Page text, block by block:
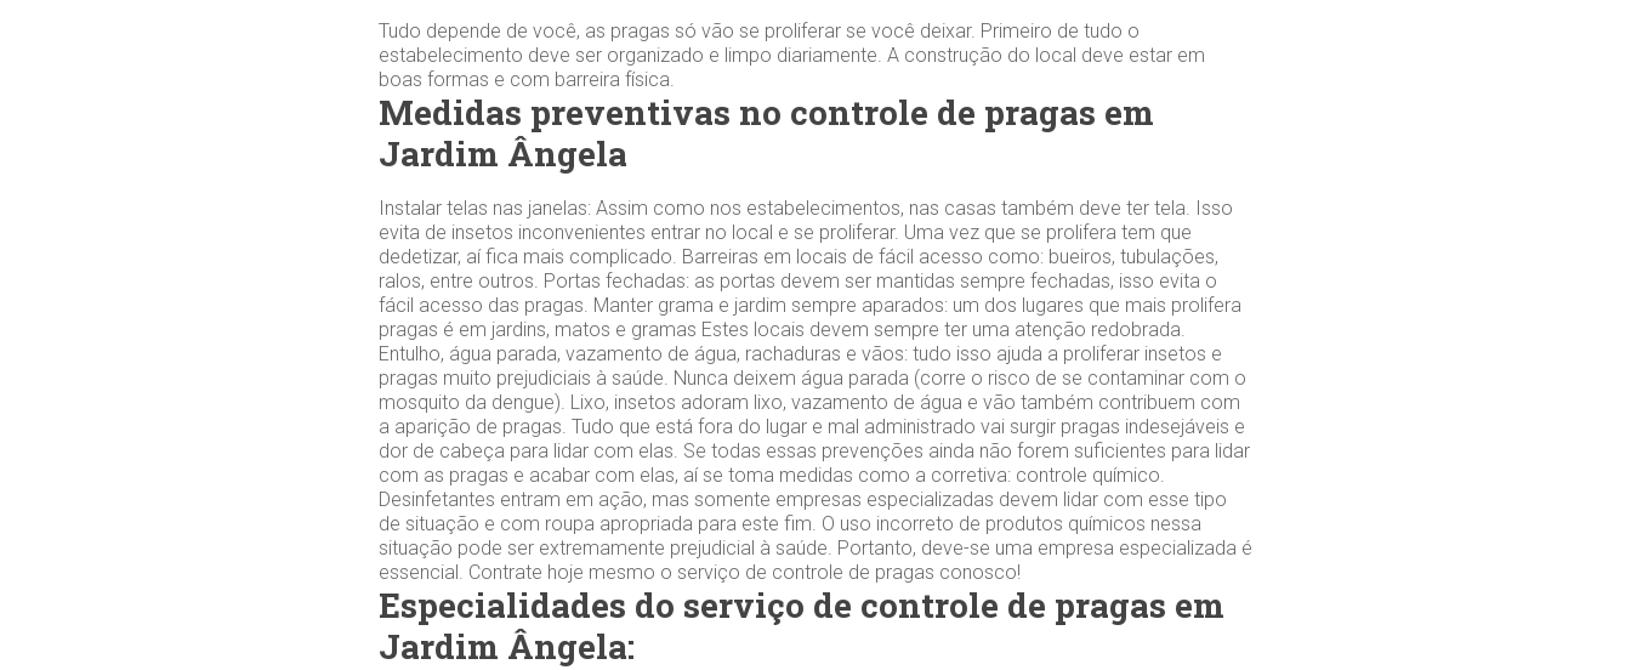
Tudo depende de você, as pragas só vão se proliferar se você deixar. Primeiro de tudo o
estabelecimento deve ser organizado e limpo diariamente. A construção do local deve estar em
boas formas e com barreira física.
Medidas preventivas no controle de pragas em
Jardim Ângela
Instalar telas nas janelas: Assim como nos estabelecimentos, nas casas também deve ter tela. Isso
evita de insetos inconvenientes entrar no local e se proliferar. Uma vez que se prolifera tem que
dedetizar, aí fica mais complicado. Barreiras em locais de fácil acesso como: bueiros, tubulações,
ralos, entre outros. Portas fechadas: as portas devem ser mantidas sempre fechadas, isso evita o
fácil acesso das pragas. Manter grama e jardim sempre aparados: um dos lugares que mais prolifera
pragas é em jardins, matos e gramas Estes locais devem sempre ter uma atenção redobrada.
Entulho, água parada, vazamento de água, rachaduras e vãos: tudo isso ajuda a proliferar insetos e
pragas muito prejudiciais à saúde. Nunca deixem água parada (corre o risco de se contaminar com o
mosquito da dengue). Lixo, insetos adoram lixo, vazamento de água e vão também contribuem com
a aparição de pragas. Tudo que está fora do lugar e mal administrado vai surgir pragas indesejáveis e
dor de cabeça para lidar com elas. Se todas essas prevenções ainda não forem suficientes para lidar
com as pragas e acabar com elas, aí se toma medidas como a corretiva: controle químico.
Desinfetantes entram em ação, mas somente empresas especializadas devem lidar com esse tipo
de situação e com roupa apropriada para este fim. O uso incorreto de produtos químicos nessa
situação pode ser extremamente prejudicial à saúde. Portanto, deve-se uma empresa especializada é
essencial. Contrate hoje mesmo o serviço de controle de pragas conosco!
Especialidades do serviço de controle de pragas em
Jardim Ângela: